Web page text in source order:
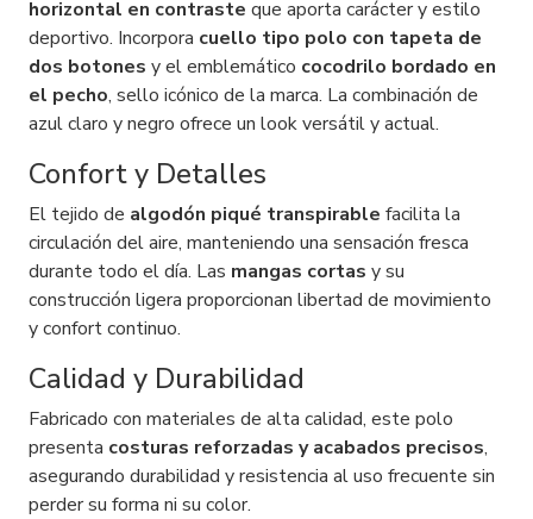
horizontal en contraste que aporta carácter y estilo
deportivo. Incorpora cuello tipo polo con tapeta de
dos botones y el emblemático cocodrilo bordado en
el pecho, sello icónico de la marca. La combinación de
azul claro y negro ofrece un look versátil y actual.
Confort y Detalles
El tejido de algodón piqué transpirable facilita la
circulación del aire, manteniendo una sensación fresca
durante todo el día. Las mangas cortas y su
construcción ligera proporcionan libertad de movimiento
y confort continuo.
Calidad y Durabilidad
Fabricado con materiales de alta calidad, este polo
presenta costuras reforzadas y acabados precisos,
asegurando durabilidad y resistencia al uso frecuente sin
perder su forma ni su color.